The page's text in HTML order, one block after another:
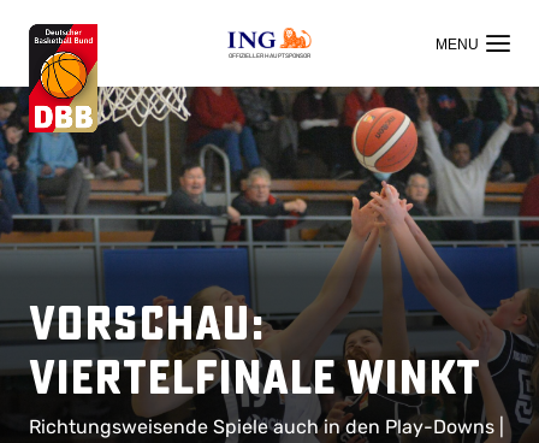
OFFIZIELLER HAUPTSPONSOR
Vorschau:
Viertelfinale winkt
Richtungsweisende Spiele auch in den Play-Downs |